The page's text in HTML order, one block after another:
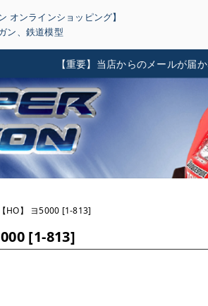
オンラインショッピング】
ン、 鉄道模型
【重要】当店からのメールが届かない
【HO】 ヨ5000 [1-813]
[1-813]